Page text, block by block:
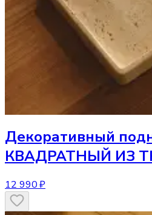
Декоративный
КВАДРАТНЫЙ ИЗ
12 990 ₽